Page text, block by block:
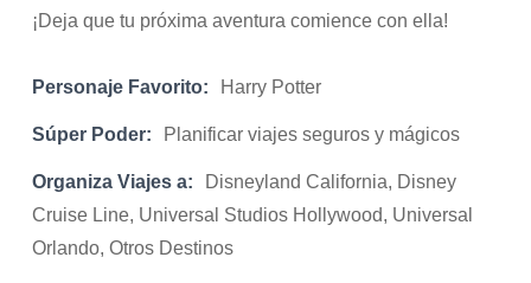
¡Deja que tu próxima aventura comience con ella!
Personaje Favorito: Harry Potter
Súper Poder: Planificar viajes seguros y mágicos
Organiza Viajes a:
Disneyland California, Disney
Cruise Line, Universal Studios Hollywood, Universal
Orlando, Otros Destinos